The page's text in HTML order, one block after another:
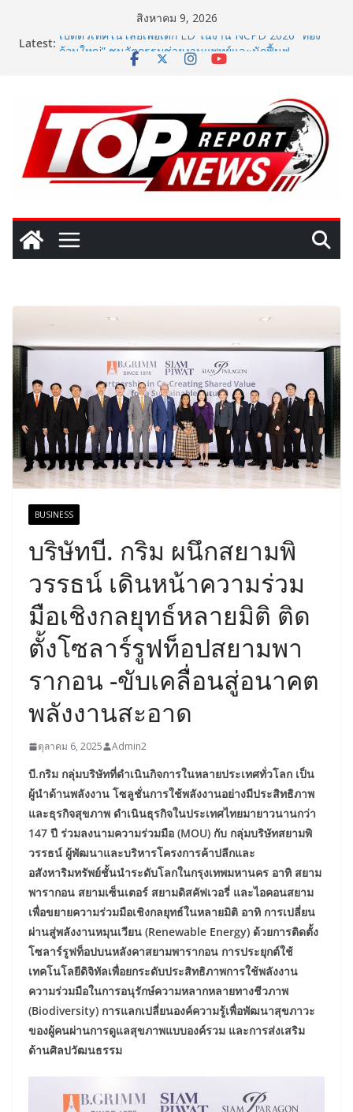
สิงหาคม 9, 2026
Latest: เปิดตัวเทคโนโลยีเพื่อเด็ก LD ในงาน NCPD 2026 “ทอง
ก้อนใหญ่” ชูนวัตกรรมช่วยงานแพทย์และนักฟื้นฟู
คู่องค์ความรู้” ติดปีก SME อาหารไทยแข่งขันได้ในเวทีโลก
Vitafoods Asia 2026 ตัวเร่งอุตสาหกรรมสารสกัดไทย ชู
งานวิจัย – เครือข่ายโลก สร้างมูลค่าเศรษฐกิจใหม่ ขานรับ
ตลาดโภชนาการสุขภาพโลกโตทะลุล้านล้านดอลลาร์
เติมวิตามินซีในทุกวัน พร้อมโปรโมชั่นสุดคุ้ม! “บีไชน์ ไบโอ
โปร ซี” ซื้อ 1 แถม 1 เพียง 49 บาท ที่เซเว่น อีเลฟเว่น ถึง
‘RAKSAPHAN’ เปิดฉากคอลเลกชันระดับมาสเตอร์พีซคอล
เลกชันแรก รังสรรค์ “ผ้าลายน้ำไหล” สู่ชิ้นงานศิลปะสะสม
สุดลิมิเต็ด ถ่ายทอดภูมิปัญญาท้องถิ่นสู่สุนทรียภาพระดับ
สากล
BUSINESS
บริษัทบี. กริม ผนึกสยามพิ
วรรธน์ เดินหน้าความร่วม
มือเชิงกลยุทธ์หลายมิติ ติด
ตั้งโซลาร์รูฟท็อปสยามพา
รากอน -ขับเคลื่อนสู่อนาคต
พลังงานสะอาด
ตุลาคม 6, 2025 Admin2
บี.กริม กลุ่มบริษัทที่ดำเนินกิจการในหลายประเทศทั่วโลก เป็น
ผู้นำด้านพลังงาน โซลูชั่นการใช้พลังงานอย่างมีประสิทธิภาพ
และธุรกิจสุขภาพ ดำเนินธุรกิจในประเทศไทยมายาวนานกว่า
147 ปี ร่วมลงนามความร่วมมือ (MOU) กับ กลุ่มบริษัทสยามพิ
วรรธน์ ผู้พัฒนาและบริหารโครงการค้าปลีกและ
อสังหาริมทรัพย์ชั้นนำระดับโลกในกรุงเทพมหานคร อาทิ สยาม
พารากอน สยามเซ็นเตอร์ สยามดิสคัฟเวอรี่ และไอคอนสยาม
เพื่อขยายความร่วมมือเชิงกลยุทธ์ในหลายมิติ อาทิ การเปลี่ยน
ผ่านสู่พลังงานหมุนเวียน (Renewable Energy) ด้วยการติดตั้ง
โซลาร์รูฟท็อปบนหลังคาสยามพารากอน การประยุกต์ใช้
เทคโนโลยีดิจิทัลเพื่อยกระดับประสิทธิภาพการใช้พลังงาน
ความร่วมมือในการอนุรักษ์ความหลากหลายทางชีวภาพ
(Biodiversity) การแลกเปลี่ยนองค์ความรู้เพื่อพัฒนาสุขภาวะ
ของผู้คนผ่านการดูแลสุขภาพแบบองค์รวม และการส่งเสริม
ด้านศิลปวัฒนธรรม